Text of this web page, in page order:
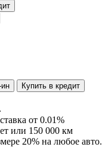
Купить в кредит
от 0.01%
или 150 000 км
20% на любое авто.